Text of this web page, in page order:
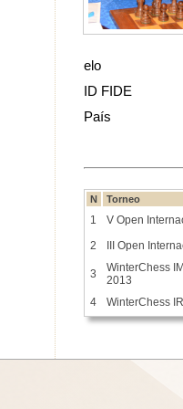
elo
ID FIDE
País
N Torneo
1 V Open
2
III Open
3
WinterChess
2013
4 WinterChess